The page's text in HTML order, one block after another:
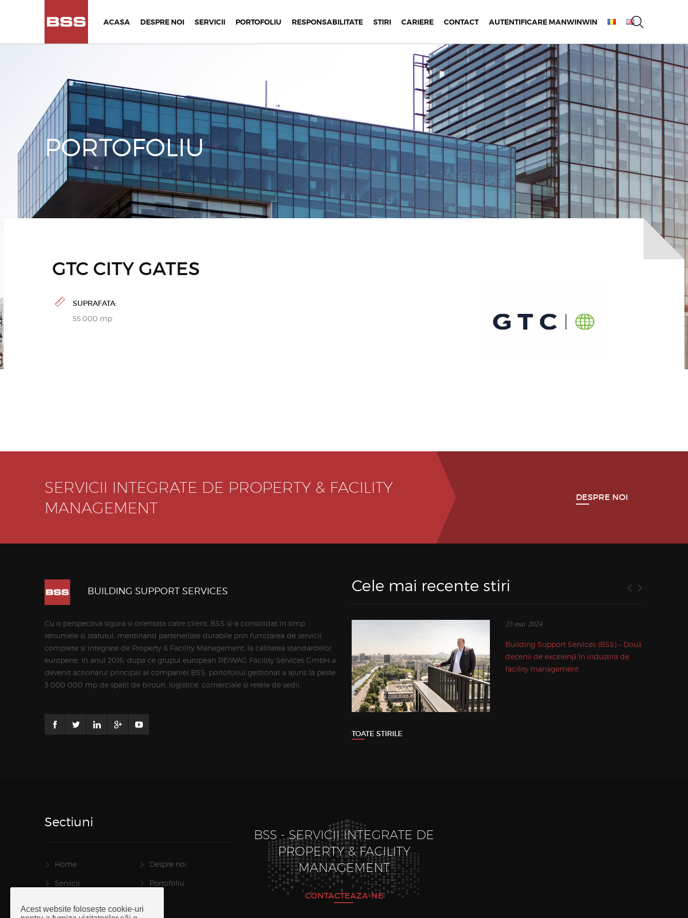
ACASA DESPRE NOI SERVICII PORTOFOLIU RESPONSABILITATE STIRI CARIERE CONTACT AUTENTIFICARE MANWINWIN
PORTOFOLIU
GTC CITY GATES
SUPRAFATA:
55.000 mp
SERVICII INTEGRATE DE PROPERTY & FACILITY
MANAGEMENT
DESPRE NOI
BUILDING SUPPORT SERVICES
Cu o perspectiva sigura si orientata catre client, BSS si-a consolidat in timp
renumele si statutul, mentinand parteneriate durabile prin furnizarea de servicii
complete si integrate de Property & Facility Management, la calitatea standardelor
europene. In anul 2016, dupa ce grupul european REIWAG Facility Services GmbH a
devenit actionarul principal al companiei BSS, portofoliul gestionat a ajuns la peste
3 000 000 mp de spatii de birouri, logistice, comerciale si retele de sedii.
Cele mai recente stiri
23 mai 2024
Building Support Services (BSS) – Două
decenii de excelență în industria de
facility management
TOATE STIRILE
Sectiuni
Home Despre noi
Servicii Portofoliu
BSS - SERVICII INTEGRATE DE
PROPERTY & FACILITY
MANAGEMENT
CONTACTEAZA-NE
Acest website folosește cookie-uri